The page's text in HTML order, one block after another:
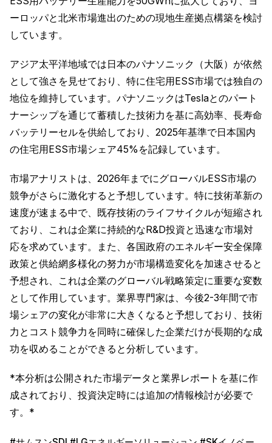
ーロッパと北米市場進出のための現地生産拠点構築を検討
しています。
アジア太平洋地域では日本のパナソニック（大阪）が依然
として強さを見せており、特に住宅用ESS市場では独自の
地位を維持しています。パナソニックはTeslaとのパート
ナーシップを通じて蓄積した技術力を基に高効率、長寿命
バッテリーセルを供給しており、2025年基準で日本国内
の住宅用ESS市場シェア45%を記録しています。
市場アナリストは、2026年までにグローバルESS市場の
競争がさらに激化すると予想しています。特に技術革新の
速度が速まる中で、既存技術のライフサイクルが短縮され
ており、これは企業に持続的なR&D投資と迅速な市場対
応を求めています。また、各国政府のエネルギー安全保障
政策と供給網多様化の努力が市場構造変化を加速させると
予想され、これは企業のグローバル戦略策定に重要な変数
として作用しています。業界専門家は、今後2-3年間で市
場シェアの変化が非常に大きくなると予想しており、技術
力とコスト競争力を同時に確保した企業だけが長期的な成
功を収めることができると分析しています。
*本分析は公開された市場データと業界レポートを基に作
成されており、投資決定時には追加の情報検討が必要で
す。*